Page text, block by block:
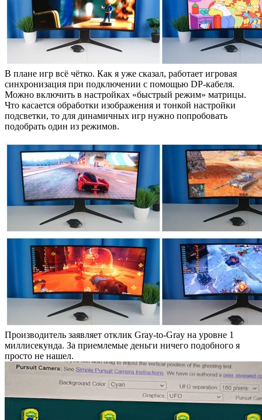
В плане игр всё чётко. Как я уже сказал, работает игровая
синхронизация при подключении с помощью DP-кабеля.
Можно включить в настройках «быстрый режим» матрицы.
Что касается обработки изображения и тонкой настройки
подсветки, то для динамичных игр нужно попробовать
подобрать один из режимов.
Производитель заявляет отклик Gray-to-Gray на уровне 1
миллисекунда. За приемлемые деньги ничего подобного я
просто не нашел.